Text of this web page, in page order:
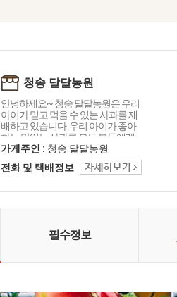
청송 달달농원
안녕하세요~ 청송 달달농원은 우리
아이가 믿고 먹을 수 있는 사과를 재
배하고 있습니다. 우리 아이가 좋아
하는 맛있는 사과를 모든 분들에게
전해 드리고 싶습니다. 언제나 믿을
수 있는 청송 달달농원에서 건강한
사과 맛보고 가세요^^
가게주인 : 청송 달달농원
전화 및 택배정보
필수정보